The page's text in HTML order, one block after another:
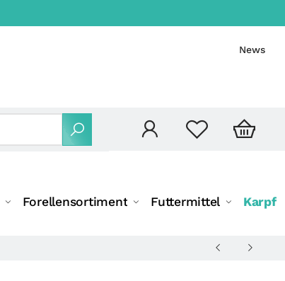
News
Forellensortiment Futtermittel